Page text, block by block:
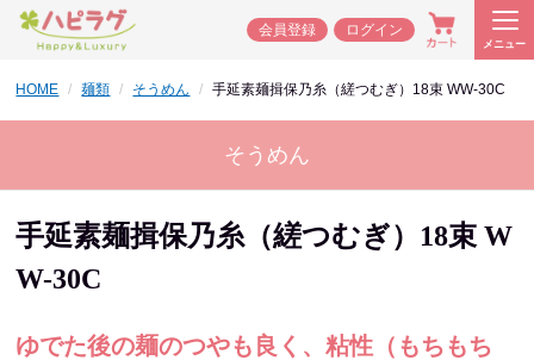
会員登録 ログイン
メニュー
HOME 麺類 そうめん 手延素麺揖保乃糸（縒つむぎ）18束 WW-30C
そうめん
手延素麺揖保乃糸（縒つむぎ）18束 W
W-30C
ゆでた後の麺のつやも良く、粘性（もちもち